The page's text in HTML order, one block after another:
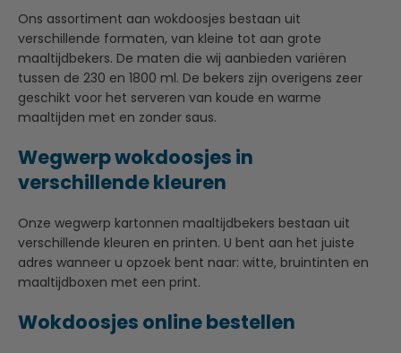
Ons assortiment aan wokdoosjes bestaan uit
verschillende formaten, van kleine tot aan grote
maaltijdbekers. De maten die wij aanbieden variëren
tussen de 230 en 1800 ml. De bekers zijn overigens zeer
geschikt voor het serveren van koude en warme
maaltijden met en zonder saus.
Wegwerp wokdoosjes in
verschillende kleuren
Onze wegwerp kartonnen maaltijdbekers bestaan uit
verschillende kleuren en printen. U bent aan het juiste
adres wanneer u opzoek bent naar: witte, bruintinten en
maaltijdboxen met een print.
Wokdoosjes online bestellen